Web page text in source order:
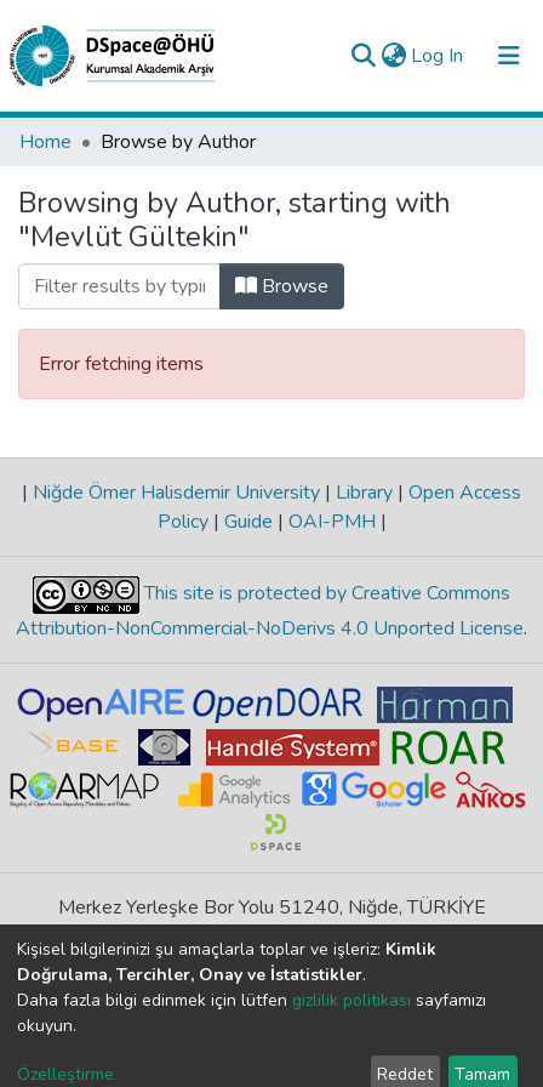
Log In (current)
Collections
All of DSpace
Analyze
Request/Question
Home Browse by Author
Browsing by Author, starting with
"Mevlüt Gültekin"
Browse
Error fetching items
| Niğde Ömer Halisdemir University | Library | Open Access
Policy | Guide | OAI-PMH |
This site is protected by Creative Commons
Attribution-NonCommercial-NoDerivs 4.0 Unported License.
Merkez Yerleşke Bor Yolu 51240, Niğde, TÜRKİYE
If you find any errors in content please report us
DSpace 7.6.1, Powered byİdeal DSpace
Cookie
Send
Kişisel bilgilerinizi şu amaçlarla toplar ve işleriz: Kimlik
Doğrulama, Tercihler, Onay ve İstatistikler.
Daha fazla bilgi edinmek için lütfen gizlilik politikası sayfamızı
okuyun.
Özelleştirme Reddet Tamam